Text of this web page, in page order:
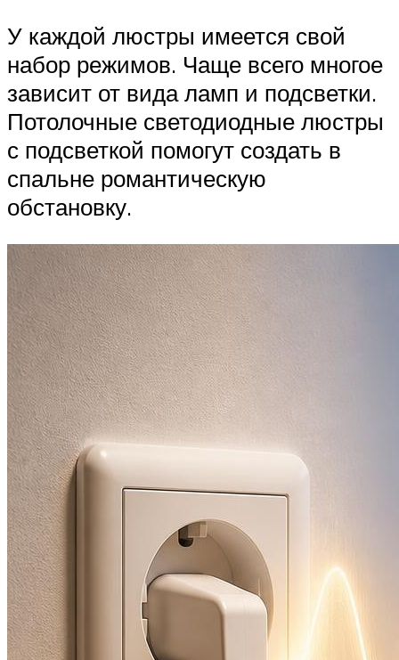
У каждой люстры имеется свой
набор режимов. Чаще всего многое
зависит от вида ламп и подсветки.
Потолочные светодиодные люстры
с подсветкой помогут создать в
спальне романтическую
обстановку.